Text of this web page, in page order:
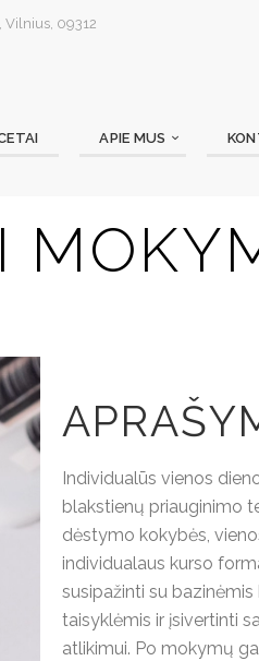
Vilnius, 09312
APIE MUS
Individualūs vienos
blakstienų priauginimo
dėstymo kokybės,
individualaus kurso
susipažinti su
taisyklėmis ir įsivertinti
atlikimui. Po mokymų